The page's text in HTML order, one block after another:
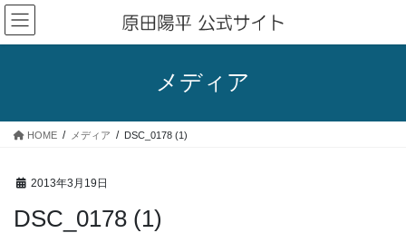
コ
ン
テ
ス
ナ
ビ
ゲ
ン
メディア
HOME メディア DSC_0178 (1)
2013年3月19日
DSC_0178 (1)